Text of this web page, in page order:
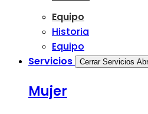
Equipo
Historia
Equipo
Servicios
Cerrar Servicios
Mujer